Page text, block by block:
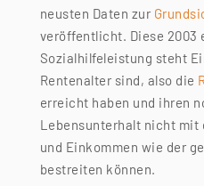
neusten Daten zur
veröffentlicht. Diese 2003
Sozialhilfeleistung steht
Rentenalter sind, also die
erreicht haben und ihren
Lebensunterhalt nicht mit
und Einkommen wie der
bestreiten können.